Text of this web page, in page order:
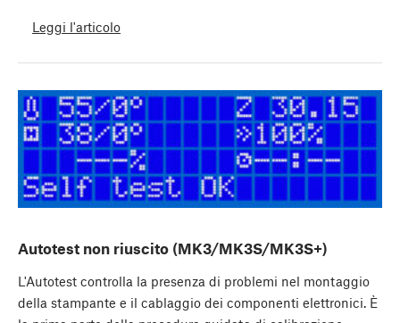
Leggi l'articolo
Autotest non riuscito (MK3/MK3S/MK3S+)
L'Autotest controlla la presenza di problemi nel montaggio
della stampante e il cablaggio dei componenti elettronici. È